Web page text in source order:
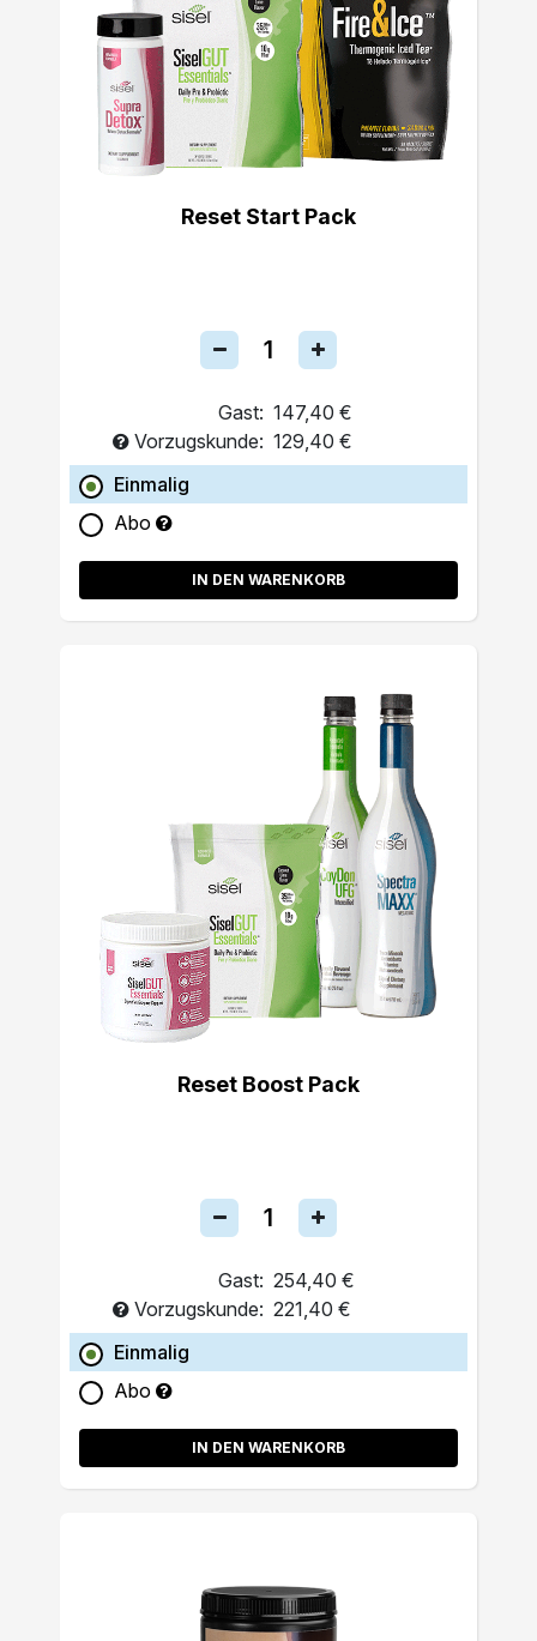
Reset Start Pack
Gast: 147,40 €
Vorzugskunde: 129,40 €
Einmalig
Abo
IN DEN WARENKORB
Reset Boost Pack
Gast: 254,40 €
Vorzugskunde: 221,40 €
Einmalig
Abo
IN DEN WARENKORB